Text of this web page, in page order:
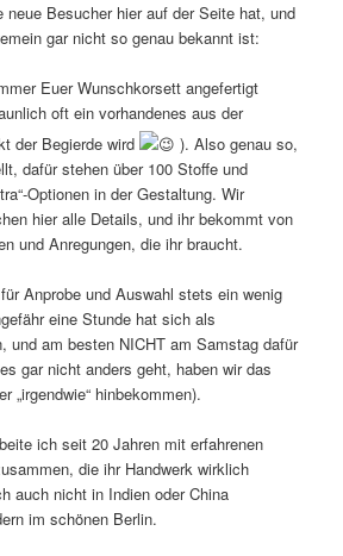
neue Besucher hier auf der Seite hat, und
gar nicht so genau bekannt ist:
Euer Wunschkorsett angefertigt
oft ein vorhandenes aus der
der Begierde wird
). Also genau so,
dafür stehen über 100 Stoffe und
Optionen in der Gestaltung. Wir
hier alle Details, und ihr bekommt von
und Anregungen, die ihr braucht.
Anprobe und Auswahl stets ein wenig
eine Stunde hat sich als
und am besten NICHT am Samstag dafür
gar nicht anders geht, haben wir das
„irgendwie“ hinbekommen).
ich seit 20 Jahren mit erfahrenen
die ihr Handwerk wirklich
auch nicht in Indien oder China
im schönen Berlin.